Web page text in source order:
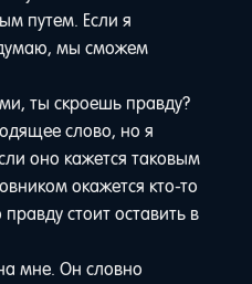
путем. Если я
мы сможем
ты скроешь правду?
слово, но я
оно кажется таковым
окажется кто-то
стоит оставить в
мне. Он словно